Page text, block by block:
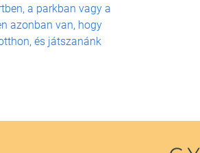
a parkban vagy a
azonban van, hogy
és játszanánk